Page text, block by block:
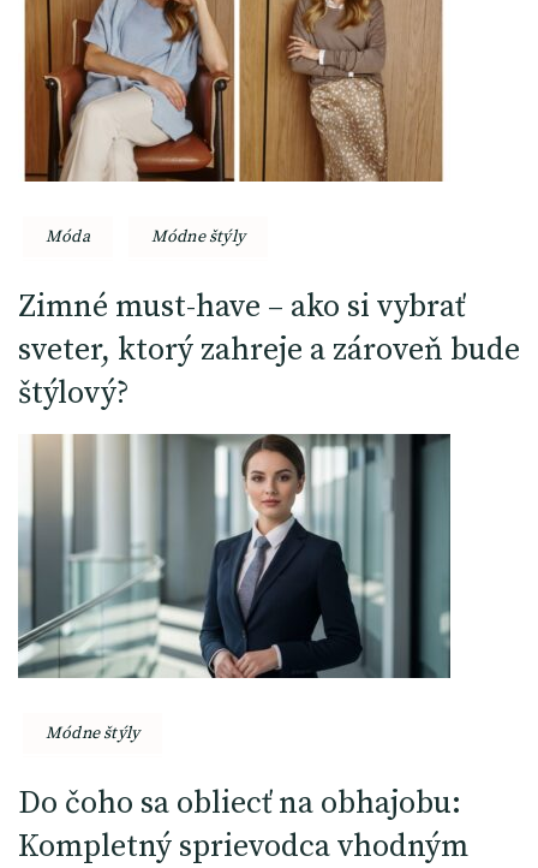
Móda Módne štýly
Zimné must-have – ako si vybrať
sveter, ktorý zahreje a zároveň bude
štýlový?
Módne štýly
Do čoho sa obliecť na obhajobu:
Kompletný sprievodca vhodným